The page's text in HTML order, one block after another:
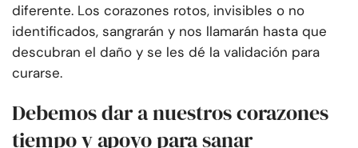
diferente. Los corazones rotos, invisibles o no
identificados, sangrarán y nos llamarán hasta que
descubran el daño y se les dé la validación para
curarse.
Debemos dar a nuestros corazones
tiempo y apoyo para sanar